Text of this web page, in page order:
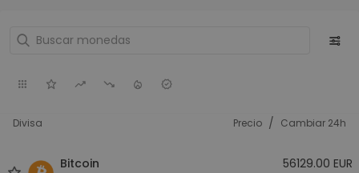
Divisa Precio / Cambiar 24h
Bitcoin
56129.00 EUR